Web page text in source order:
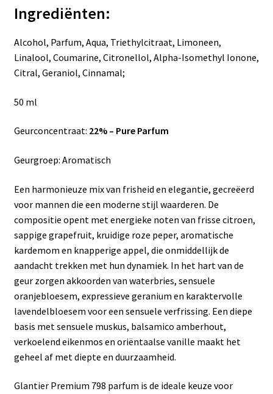
Ingrediënten:
Alcohol, Parfum, Aqua, Triethylcitraat, Limoneen,
Linalool, Coumarine, Citronellol, Alpha-Isomethyl Ionone,
Citral, Geraniol, Cinnamal;
50 ml
Geurconcentraat: 22% – Pure Parfum
Geurgroep: Aromatisch
Een harmonieuze mix van frisheid en elegantie, gecreëerd
voor mannen die een moderne stijl waarderen. De
compositie opent met energieke noten van frisse citroen,
sappige grapefruit, kruidige roze peper, aromatische
kardemom en knapperige appel, die onmiddellijk de
aandacht trekken met hun dynamiek. In het hart van de
geur zorgen akkoorden van waterbries, sensuele
oranjebloesem, expressieve geranium en karaktervolle
lavendelbloesem voor een sensuele verfrissing. Een diepe
basis met sensuele muskus, balsamico amberhout,
verkoelend eikenmos en oriëntaalse vanille maakt het
geheel af met diepte en duurzaamheid.
Glantier Premium 798 parfum is de ideale keuze voor